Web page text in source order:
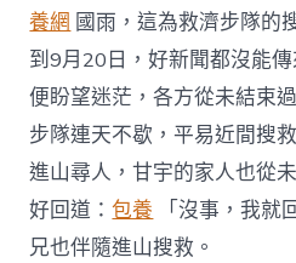
養網 國雨，這為救濟步隊的
到9月20日，好新聞都沒能
便盼望迷茫，各方從未結束
步隊連天不歇，平易近間搜
進山尋人，甘宇的家人也從
好回道：包養 「沒事，我就
兄也伴隨進山搜救。